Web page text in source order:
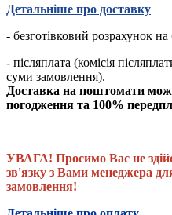
Детальніше про доставку
- безготівковий розрахунок
- післяплата (комісія
суми замовлення).
Доставка на поштомати
погодження та 100%
УВАГА! Просимо Вас не
зв'язку з Вами менеджера
замовлення!